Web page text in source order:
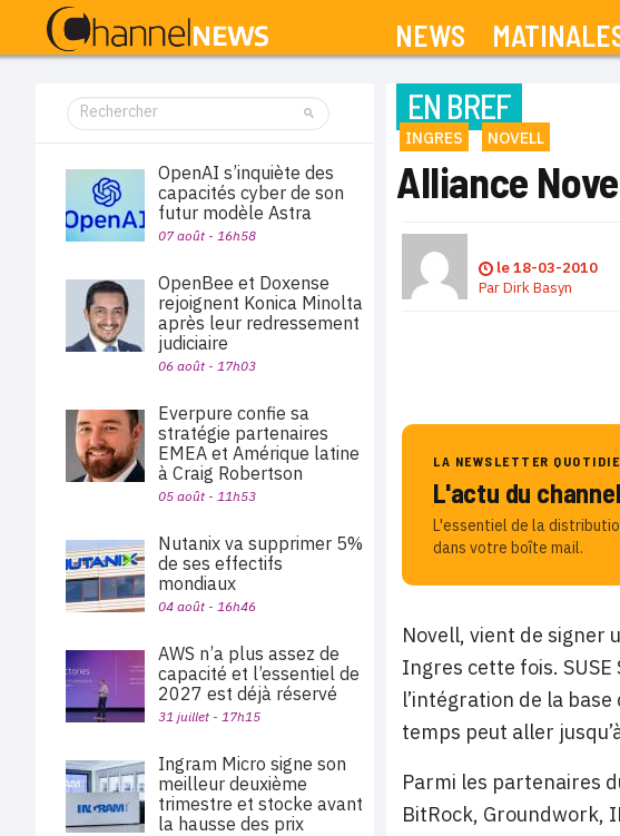
NEWS
EN BREF
INGRES NOVELL
Alliance
le18-03-2010
ParDirk Basyn
LA NEWSLETTER
L'actu du
L'essentiel de la
dans votre boîte mail.
Novell, vient de signer
Ingres cette fois.
l’intégration de la
temps peut aller
Parmi les partenaires
BitRock, Groundwork,
OpenAI s’inquiète des
capacités cyber de son
futur modèle Astra
07 août - 16h58
OpenBee et Doxense
rejoignent Konica Minolta
après leur redressement
judiciaire
06 août - 17h03
Everpure confie sa
stratégie partenaires
EMEA et Amérique latine
à Craig Robertson
05 août - 11h53
Nutanix va supprimer 5%
de ses effectifs
mondiaux
04 août - 16h46
AWS n’a plus assez de
capacité et l’essentiel de
2027 est déjà réservé
31 juillet - 17h15
Ingram Micro signe son
meilleur deuxième
trimestre et stocke avant
la hausse des prix